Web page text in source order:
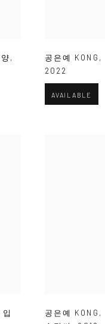
,
공은예 KONG ,
2022
AVAILABLE
공은예 KONG ,